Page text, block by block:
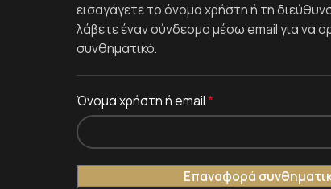
εισαγάγετε το όνομα χρήστη ή τη
λάβετε έναν σύνδεσμο μέσω email για να
συνθηματικό.
Όνομα χρήστη ή email*
Επαναφορά